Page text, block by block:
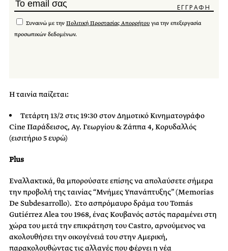
Συναινώ με την Πολιτική Προστασίας Απορρήτου για την επεξεργασία
προσωπικών δεδομένων.
Η ταινία παίζεται:
Τετάρτη 13/2 στις 19:30 στον Δημοτικό Κινηματογράφο
Cine Παράδεισος, Αγ. Γεωργίου & Ζάππα 4, Κορυδαλλός
(εισιτήριο 5 ευρώ)
Plus
Εναλλακτικά, θα μπορούσατε επίσης να απολαύσετε σήμερα
την προβολή της ταινίας “Μνήμες Υπανάπτυξης” (Memorias
De Subdesarrollo). Στο ασπρόμαυρο δράμα του Tomás
Gutiérrez Alea του 1968, ένας Κουβανός αστός παραμένει στη
χώρα του μετά την επικράτηση του Castro, αρνούμενος να
ακολουθήσει την οικογένειά του στην Αμερική,
παρακολουθώντας τις αλλαγές που φέρνει η νέα